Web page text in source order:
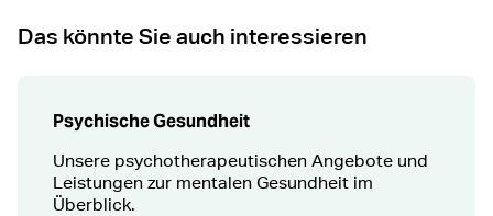
Das könnte Sie auch interessieren
Psychische Gesundheit
Unsere psychotherapeutischen Angebote und
Leistungen zur mentalen Gesundheit im
Überblick.